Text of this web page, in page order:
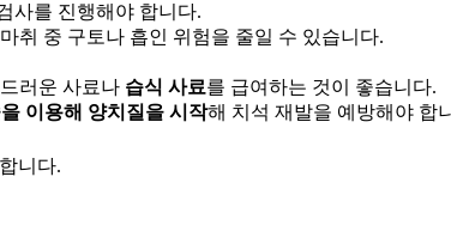
사를 진행해야 합니다.
취 중 구토나 흡인 위험을 줄일 수 있습니다.
러운 사료나 습식 사료를 급여하는 것이 좋습니다.
이용해 양치질을 시작해 치석 재발을 예방해야 합
니다.